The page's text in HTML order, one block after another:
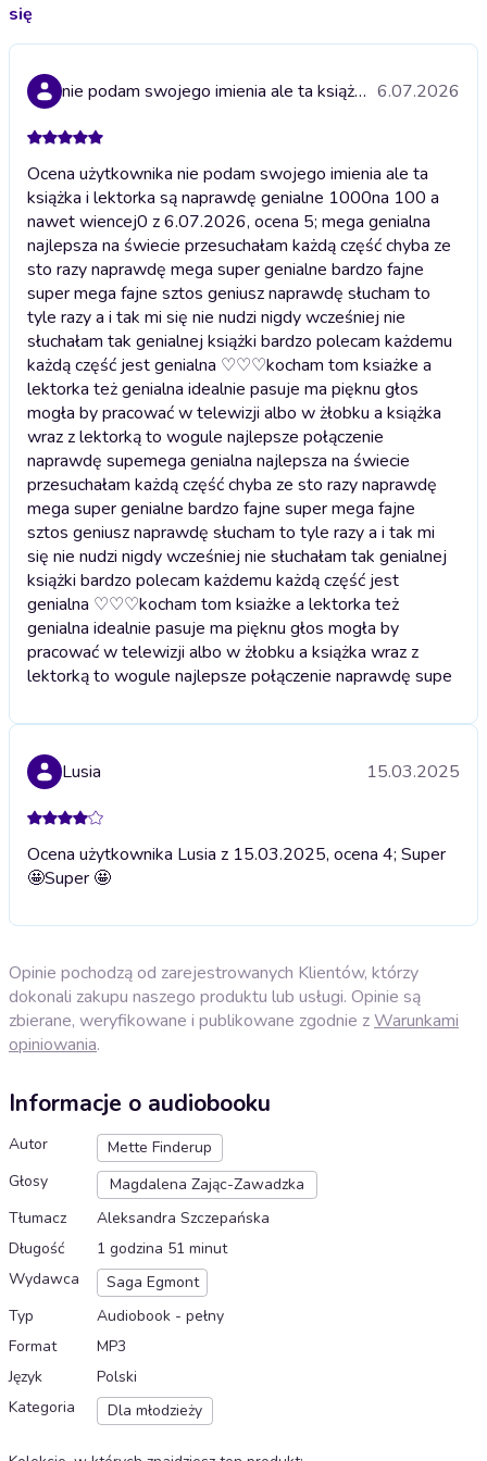
się
nie podam swojego imienia ale ta książka i lektorka są naprawdę genialne 1000na 100 a nawet wiencej0 6.07.2026
Ocena użytkownika nie podam swojego imienia ale ta
książka i lektorka są naprawdę genialne 1000na 100 a
nawet wiencej0 z 6.07.2026, ocena 5; mega genialna
najlepsza na świecie przesuchałam każdą część chyba ze
sto razy naprawdę mega super genialne bardzo fajne
super mega fajne sztos geniusz naprawdę słucham to
tyle razy a i tak mi się nie nudzi nigdy wcześniej nie
słuchałam tak genialnej książki bardzo polecam każdemu
każdą część jest genialna ♡♡♡kocham tom ksiażke a
lektorka też genialna idealnie pasuje ma pięknu głos
mogła by pracować w telewizji albo w żłobku a książka
wraz z lektorką to wogule najlepsze połączenie
naprawdę supemega genialna najlepsza na świecie
przesuchałam każdą część chyba ze sto razy naprawdę
mega super genialne bardzo fajne super mega fajne
sztos geniusz naprawdę słucham to tyle razy a i tak mi
się nie nudzi nigdy wcześniej nie słuchałam tak genialnej
książki bardzo polecam każdemu każdą część jest
genialna ♡♡♡kocham tom ksiażke a lektorka też
genialna idealnie pasuje ma pięknu głos mogła by
pracować w telewizji albo w żłobku a książka wraz z
lektorką to wogule najlepsze połączenie naprawdę supe
Lusia 15.03.2025
Ocena użytkownika Lusia z 15.03.2025, ocena 4; Super
🤩Super 🤩
Opinie pochodzą od zarejestrowanych Klientów, którzy
dokonali zakupu naszego produktu lub usługi. Opinie są
zbierane, weryfikowane i publikowane zgodnie zWarunkami
opiniowania.
Informacje o audiobooku
Autor
Mette Finderup
Głosy
Magdalena Zając-Zawadzka
Tłumacz
Aleksandra Szczepańska
Długość
1 godzina 51 minut
Wydawca
Saga Egmont
Typ
Audiobook - pełny
Format
MP3
Język
Polski
Kategoria
Dla młodzieży